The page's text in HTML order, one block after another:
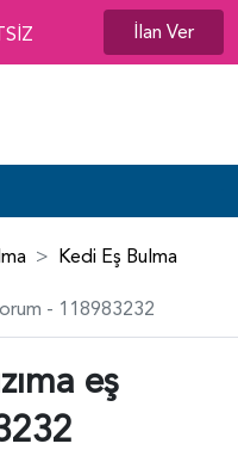
İlan Ver
Kedi Eş Bulma
- 118983232
eş